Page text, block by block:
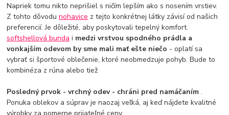
Napriek tomu nikto neprišiel s ničím lepším ako s nosením vrstiev.
Z tohto dôvodunohavice z tejto konkrétnej látky závisí od našich
preferencií. Je dôležité, aby poskytovali tepelný komfort.
softshellová bunda i medzi vrstvou spodného prádla a
vonkajším odevom by sme mali mať ešte niečo - oplatí sa
vybrať si športové oblečenie, ktoré neobmedzuje pohyb. Bude to
kombinéza z rúna alebo tiež
Posledný prvok - vrchný odev - chráni pred namáčaním.
Ponuka oblekov a súprav je naozaj veľká, aj keď nájdete kvalitné
výrobky za pomerne prijateľné ceny.